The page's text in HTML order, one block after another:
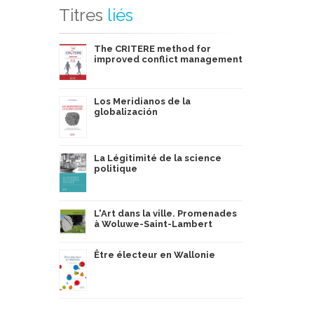
Titres liés
The CRITERE method for
improved conflict management
Los Meridianos de la
globalización
La Légitimité de la science
politique
L'Art dans la ville. Promenades
à Woluwe-Saint-Lambert
Être électeur en Wallonie